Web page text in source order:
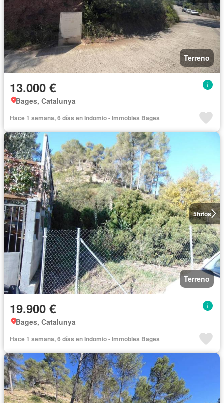
Terreno
13.000 €
Bages, Catalunya
Hace 1 semana, 6 días en Indomio - Immobles Bages
5fotos
Terreno
19.900 €
Bages, Catalunya
Hace 1 semana, 6 días en Indomio - Immobles Bages